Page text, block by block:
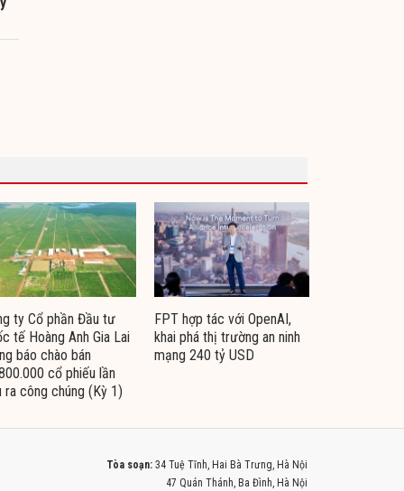
ty Cổ phần Đầu tư
tế Hoàng Anh Gia Lai
báo chào bán
cổ phiếu lần
ra công chúng (Kỳ 1)
FPT hợp tác với OpenAI,
khai phá thị trường an ninh
mạng 240 tỷ USD
Tòa soạn: 34 Tuệ Tĩnh, Hai Bà Trưng, Hà Nội
47 Quán Thánh, Ba Đình, Hà Nội